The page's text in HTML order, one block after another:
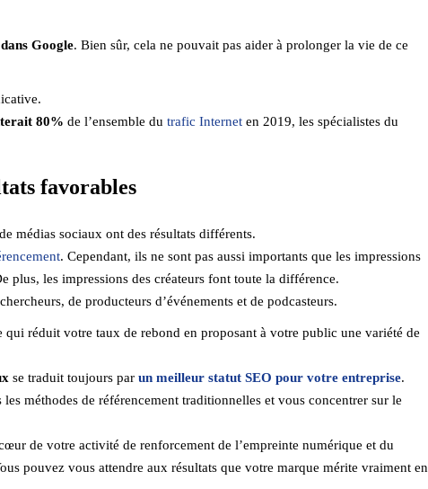
Google. Bien sûr, cela ne pouvait pas aider à prolonger la vie de ce
80% de l’ensemble du trafic Internet en 2019, les spécialistes du
favorables
médias sociaux ont des résultats différents.
. Cependant, ils ne sont pas aussi importants que les impressions
les impressions des créateurs font toute la différence.
de producteurs d’événements et de podcasteurs.
réduit votre taux de rebond en proposant à votre public une variété de
se traduit toujours par un meilleur statut SEO pour votre entreprise.
méthodes de référencement traditionnelles et vous concentrer sur le
de votre activité de renforcement de l’empreinte numérique et du
pouvez vous attendre aux résultats que votre marque mérite vraiment en